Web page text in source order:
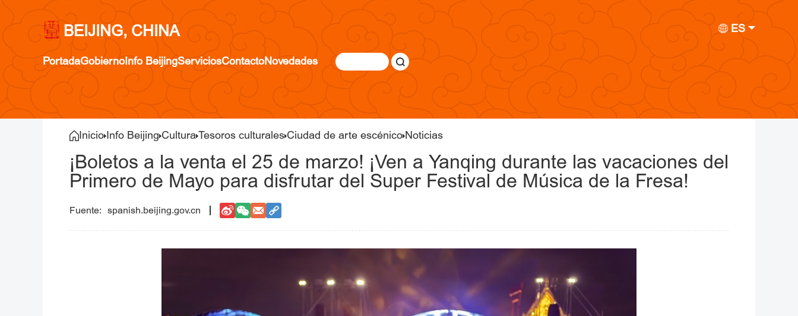
BEIJING, CHINA ES
PortadaGobiernoInfo BeijingServiciosContactoNovedades
Inicio Info Beijing Cultura Tesoros culturales Ciudad de arte escénico Noticias
¡Boletos a la venta el 25 de marzo! ¡Ven a Yanqing durante las vacaciones del
Primero de Mayo para disfrutar del Super Festival de Música de la Fresa!
spanish.beijing.gov.cn